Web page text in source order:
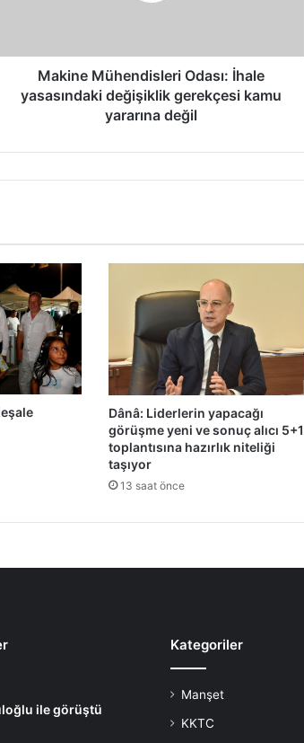
Makine Mühendisleri Odası: İhale
yasasındaki değişiklik gerekçesi kamu
yararına değil
Dânâ: Liderlerin yapacağı
görüşme yeni ve sonuç alıcı 5+1
toplantısına hazırlık niteliği
taşıyor
13 saat önce
ile görüştü
Kategoriler
Manşet
KKTC